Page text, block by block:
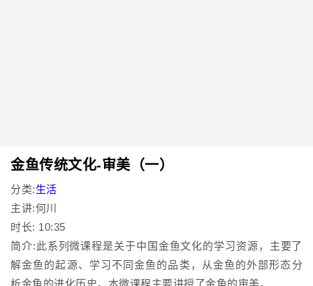
金鱼传统文化-审美（一）
分类:生活
主讲:何川
时长: 10:35
简介:此系列微课程是关于中国金鱼文化的学习资源，主要了
解金鱼的起源、学习不同金鱼的品类，从金鱼的外部形态分
析金鱼的进化历史。本微课程主要讲授了金鱼的审美。